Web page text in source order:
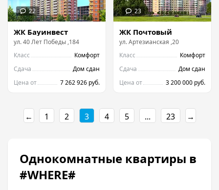
ЖК Бауинвест
ул.40 Лет Победы ,184
Класс
Комфорт
Сдача
Дом сдан
Цена от
7 262 926 руб.
ЖК Почтовый
ул.Артезианская ,20
Класс
Комфорт
Сдача
Дом сдан
Цена от
3 200 000 руб.
← 1 2 3 4 5 ... 23 →
Однокомнатные квартиры в
#WHERE#